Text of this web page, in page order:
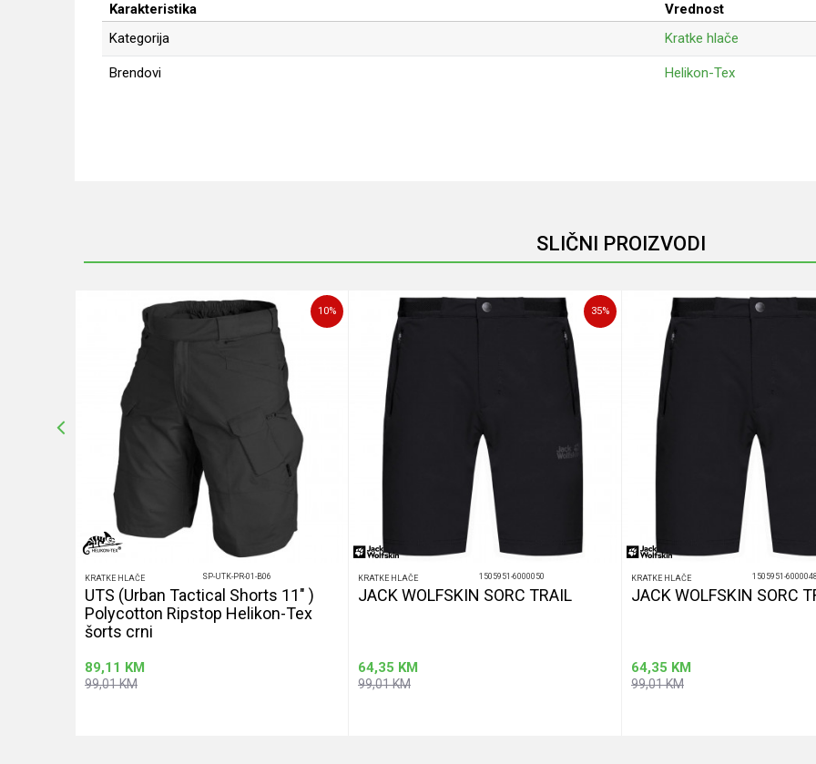
Karakteristika
Vrednost
Kategorija
Kratke hlače
Brendovi Helikon-Tex
POŠALJI
SLIČNI PROIZVODI
10%
KRATKE HLAČE SP-UTK-PR-01-B06
UTS (Urban Tactical Shorts 11" )
Polycotton Ripstop Helikon-Tex
šorts crni
89,11 KM
99,01KM
35%
KRATKE HLAČE 1505951-6000050
JACK WOLFSKIN SORC TRAIL
64,35 KM
99,01KM
KRATKE HLAČE 1505951-6000048
JACK WOLFSKIN SORC
64,35 KM
99,01KM